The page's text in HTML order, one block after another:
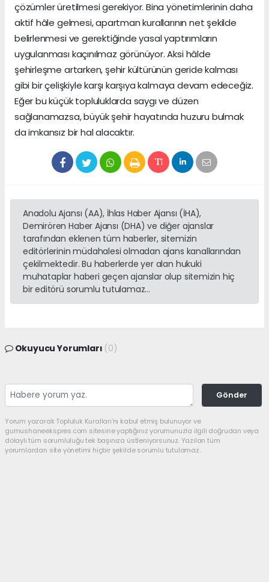
çözümler üretilmesi gerekiyor. Bina yönetimlerinin daha
aktif hâle gelmesi, apartman kurallarının net şekilde
belirlenmesi ve gerektiğinde yasal yaptırımların
uygulanması kaçınılmaz görünüyor. Aksi hâlde
şehirleşme artarken, şehir kültürünün geride kalması
gibi bir çelişkiyle karşı karşıya kalmaya devam edeceğiz.
Eğer bu küçük topluluklarda saygı ve düzen
sağlanamazsa, büyük şehir hayatında huzuru bulmak
da imkansız bir hal alacaktır.
Anadolu Ajansı (AA), İhlas Haber Ajansı (İHA),
Demirören Haber Ajansı (DHA) ve diğer ajanslar
tarafından eklenen tüm haberler, sitemizin
editörlerinin müdahalesi olmadan ajans kanallarından
çekilmektedir. Bu haberlerde yer alan hukuki
muhataplar haberi geçen ajanslar olup sitemizin hiç
bir editörü sorumlu tutulamaz...
Okuyucu Yorumları (0)
Gönder
Yorum yazarak Topluluk Kuralları’nı kabul etmiş bulunuyor ve
gumushaneekspres.com sitesine yaptığınız yorumunuzla ilgili doğrudan veya
dolaylı tüm sorumluluğu tek başınıza üstleniyorsunuz. Yazılan tüm
yorumlardan site yönetimi hiçbir şekilde sorumlu tutulamaz.